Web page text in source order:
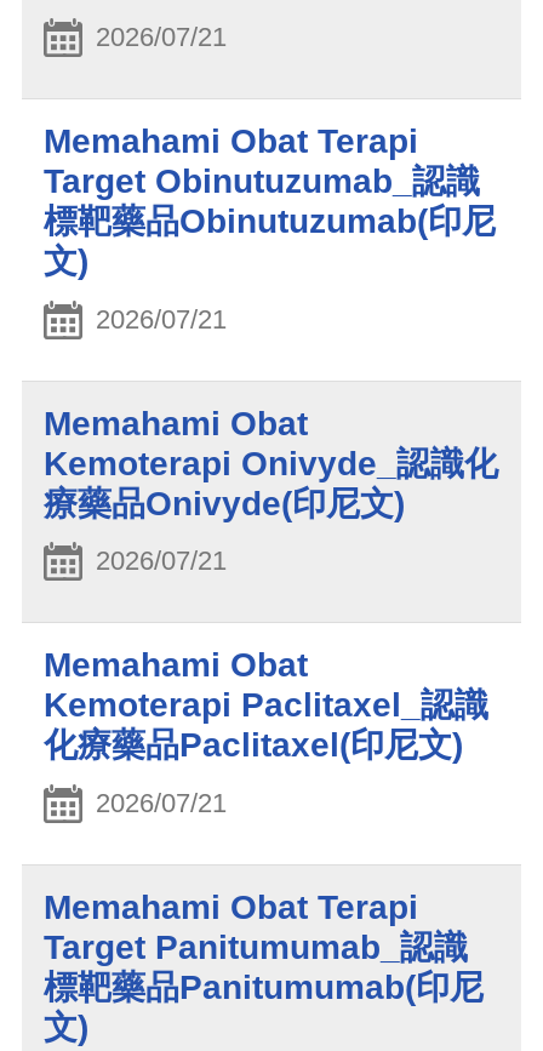
2026/07/21
Memahami Obat Terapi
Target Obinutuzumab_認識
標靶藥品Obinutuzumab(印尼
文)
2026/07/21
Memahami Obat
Kemoterapi Onivyde_認識化
療藥品Onivyde(印尼文)
2026/07/21
Memahami Obat
Kemoterapi Paclitaxel_認識
化療藥品Paclitaxel(印尼文)
2026/07/21
Memahami Obat Terapi
Target Panitumumab_認識
標靶藥品Panitumumab(印尼
文)